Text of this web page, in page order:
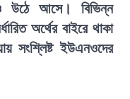
উঠে আসে। বিভিন্ন
অর্থের বাইরে থাকা
সংশ্লিষ্ট ইউএনওদের